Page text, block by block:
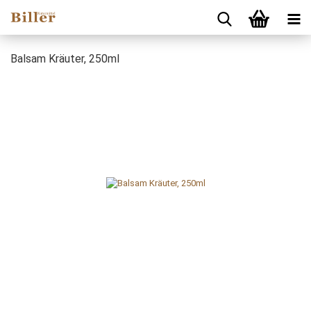
Balsam Kräuter, 250ml